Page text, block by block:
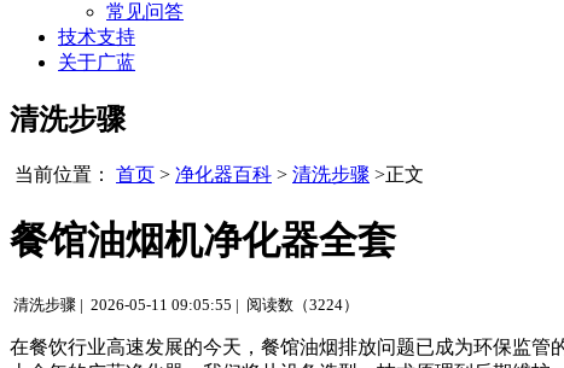
常见问答
技术支持
关于广蓝
清洗步骤
当前位置： 首页 > 净化器百科 > 清洗步骤 >正文
餐馆油烟机净化器全套
清洗步骤 | 2026-05-11 09:05:55 | 阅读数（3224）
在餐饮行业高速发展的今天，餐馆油烟排放问题已成为环保监